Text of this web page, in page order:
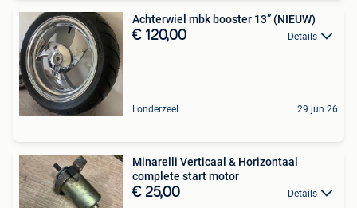
Achterwiel mbk booster 13” (NIEUW)
€ 120,00 Details
Londerzeel 29 jun 26
Minarelli Verticaal & Horizontaal
complete start motor
€ 25,00 Details